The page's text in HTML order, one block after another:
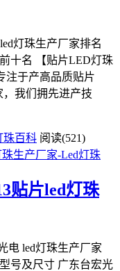
灯珠生产厂家排名
十名 【贴片LED灯珠
注于产高品质贴片
我们拥先进产技
珠百科 阅读(521)
贴片led灯珠
电 led灯珠生产厂家
号及尺寸 广东台宏光